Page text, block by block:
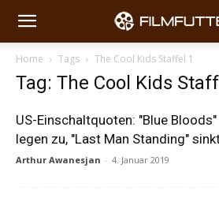
Home Tags The Cool Kids Staffel 1
Tag: The Cool Kids
US-Einschaltquoten: "Blue
legen zu, "Last Man Standing"
Arthur Awanesjan - 4. Januar 2019